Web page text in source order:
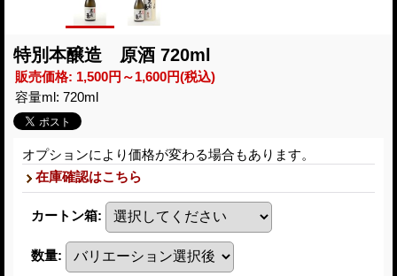
特別本醸造 原酒 720ml
販売価格: 1,500円～1,600円(税込)
容量ml: 720ml
オプションにより価格が変わる場合もあります。
在庫確認はこちら
カートン箱:
数量: